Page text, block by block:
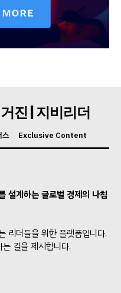
진 | 지비리더
스 Exclusive Content
계하는 글로벌 경제의 나침
리더들을 위한 플랫폼입니다.
길을 제시합니다.